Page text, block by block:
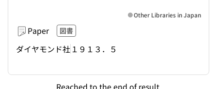
Paper 図書
ダイヤモンド社 １９１３．５
Other Libraries in Japan
Reached to the end of result.